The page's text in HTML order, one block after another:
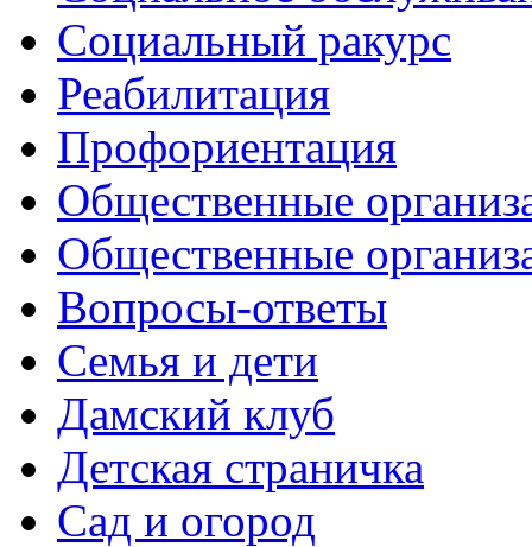
Социальный ракурс
Реабилитация
Профориентация
Общественные
Общественные
Вопросы-ответы
Семья и дети
Дамский клуб
Детская страничка
Сад и огород